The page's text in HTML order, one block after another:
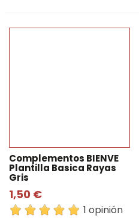
Complementos BIENVE
Plantilla Basica Rayas
Gris
1,50 €
1 opinión